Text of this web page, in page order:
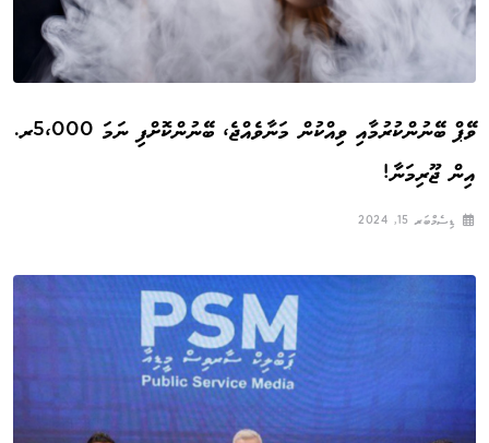
ވޭޕް ބޭނުންކުރުމާއި ވިއްކުން މަނާވެއްޖެ، ބޭނުންކޮށްފި ނަމަ 5،000ރ.
އިން ޖޫރިމަނާ!
ޑިސެމްބަރ 15, 2024